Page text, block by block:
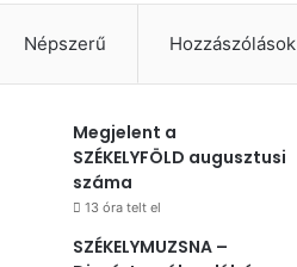
Népszerű Hozzászólások
Megjelent a
SZÉKELYFÖLD augusztusi
száma
13 óra telt el
SZÉKELYMUZSNA –